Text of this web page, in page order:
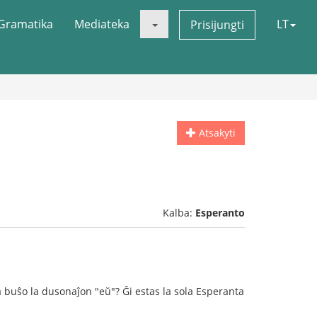
Mediateka Prisijungti LT
Atsakyti
Kalba: Esperanto
la dusonaĵon "eŭ"? Ĝi estas la sola Esperanta